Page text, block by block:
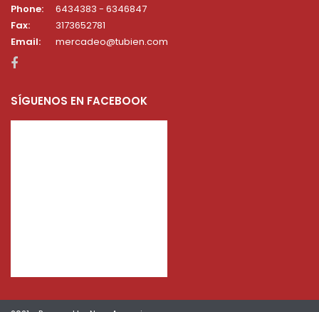
Phone:
6434383 - 6346847
Fax:
3173652781
Email:
mercadeo@tubien.com
SÍGUENOS EN FACEBOOK